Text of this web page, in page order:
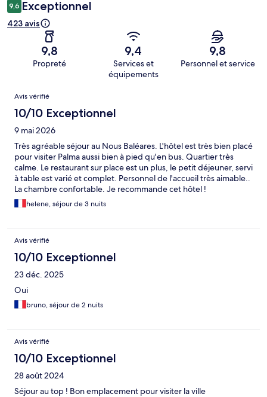
9,6 Exceptionnel
423 avis
9,8
Propreté
9,4
Services et
équipements
9,8
Personnel et service
Avis
Avis vérifié
10/10 Exceptionnel
9 mai 2026
Très agréable séjour au Nous Baléares. L'hôtel est très bien placé
pour visiter Palma aussi bien à pied qu'en bus. Quartier très
calme. Le restaurant sur place est un plus, le petit déjeuner, servi
à table est varié et complet. Personnel de l'accueil très aimable..
La chambre confortable. Je recommande cet hôtel !
helene, séjour de 3 nuits
Avis vérifié
10/10 Exceptionnel
23 déc. 2025
Oui
bruno, séjour de 2 nuits
Avis vérifié
10/10 Exceptionnel
28 août 2024
Séjour au top ! Bon emplacement pour visiter la ville